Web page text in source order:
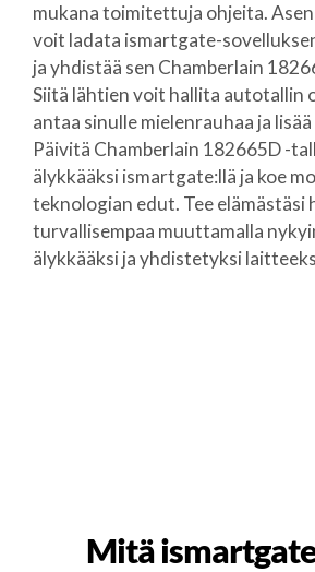
mukana toimitettuja ohjeita.
voit ladata ismartgate-
ja yhdistää sen Chamberlain
Siitä lähtien voit hallita autotallin
antaa sinulle mielenrauhaa ja
Päivitä Chamberlain 182665D -
älykkääksi ismartgate:llä ja koe
teknologian edut. Tee elämästäsi
turvallisempaa muuttamalla
älykkääksi ja yhdistetyksi
Mitä